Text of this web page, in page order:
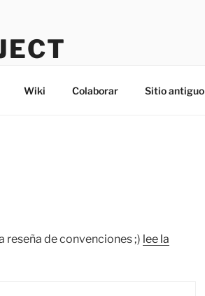
Wiki Colaborar Sitio antiguo
de convenciones ;) lee la